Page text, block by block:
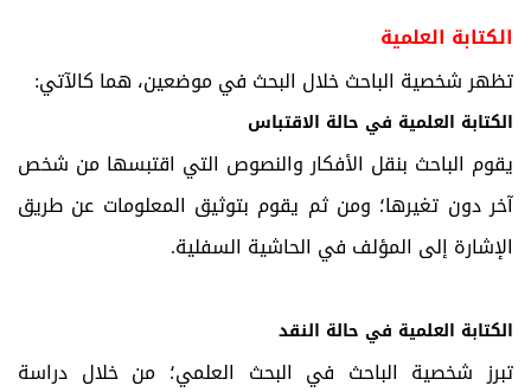
الكتابة العلمية
تظهر شخصية الباحث خلال البحث في موضعين، هما كالآتي:
الكتابة العلمية في حالة الاقتباس
يقوم الباحث بنقل الأفكار والنصوص التي اقتبسها من شخص
آخر دون تغيرها؛ ومن ثم يقوم بتوثيق المعلومات عن طريق
الإشارة إلى المؤلف في الحاشية السفلية.
الكتابة العلمية في حالة النقد
تبرز شخصية الباحث في البحث العلمي؛ من خلال دراسة